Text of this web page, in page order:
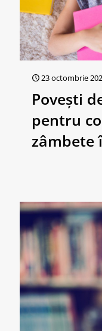
23 octombrie
Povești
pentru
zâmbete